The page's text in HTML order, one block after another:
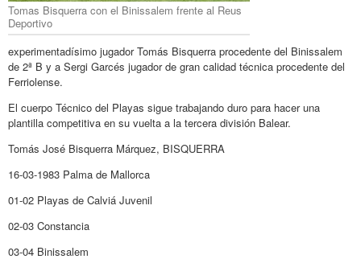
Tomas Bisquerra con el Binissalem frente al Reus
Deportivo
experimentadísimo jugador Tomás Bisquerra procedente del Binissalem
de 2ª B y a Sergi Garcés jugador de gran calidad técnica procedente del
Ferriolense.
El cuerpo Técnico del Playas sigue trabajando duro para hacer una
plantilla competitiva en su vuelta a la tercera división Balear.
Tomás José Bisquerra Márquez, BISQUERRA
16-03-1983 Palma de Mallorca
01-02 Playas de Calviá Juvenil
02-03 Constancia
03-04 Binissalem